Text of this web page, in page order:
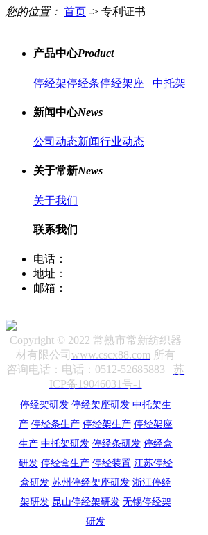
您的位置： 首页 -> 专利证书
产品中心Product
停经架停经条停经架座 中托架
新闻中心News
公司动态新闻行业动态
关于常新News
关于我们
联系我们
电话：
地址：
邮箱：
Copyright © 2022 常熟市常新纺织器
材有限公司 www.cscx88.com 所有
咨询电话：电话：0512-52685883苏
ICP备19046031号-1
停经架研发 停经架座研发 中托架生
产 停经条生产 停经架生产 停经架座
生产 中托架研发 停经条研发 停经盒
研发 停经盒生产 停经装置 江苏停经
盒研发 苏州停经架座研发 浙江停经
架研发 昆山停经架研发 无锡停经架
研发